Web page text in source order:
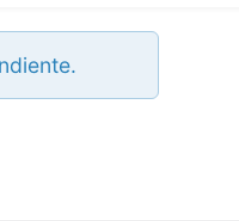
cuadrática
interactiva para resolver